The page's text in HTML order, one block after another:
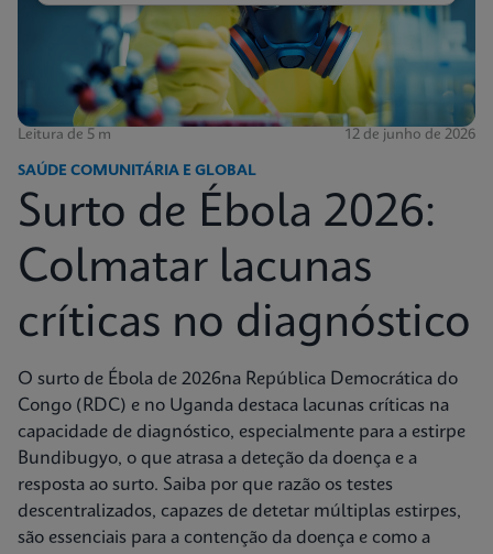
Leitura de 5 m 12 de junho de 2026
SAÚDE COMUNITÁRIA E GLOBAL
Surto de Ébola 2026:
Colmatar lacunas
críticas no diagnóstico
O surto de Ébola de 2026na República Democrática do
Congo (RDC) e no Uganda destaca lacunas críticas na
capacidade de diagnóstico, especialmente para a estirpe
Bundibugyo, o que atrasa a deteção da doença e a
resposta ao surto. Saiba por que razão os testes
descentralizados, capazes de detetar múltiplas estirpes,
são essenciais para a contenção da doença e como a